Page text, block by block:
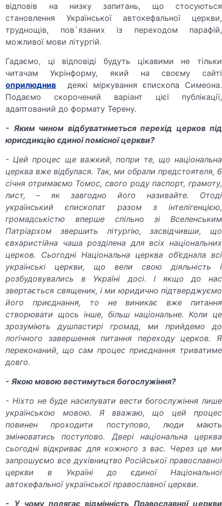
відповів на низку запитань, що стосуються
становлення Української автокефальної церкви,
труднощів, пов`язаних із переходом парафій,
можливої мови літургій.
Гадаємо, ці відповіді будуть цікавими не тільки
читачам Укрінформу, який на своєму сайті
оприлюднив деякі міркування єпископа Симеона.
Подаємо скорочений варіант цієї публікації,
адаптований до формату Терену.
- Яким чином відбуватиметься перехід церков під
юрисдикцію єдиної помісної церкви?
- Цей процес ще важкий, попри те, що національна
церква вже відбулася. Так, ми обрали предстоятеля, 6
січня отримаємо Томос, свого роду паспорт, грамоту,
лист, – як завгодно його називайте. Отоді
український єпископат разом з інтелігенцією,
громадськістю вперше спільно зі Вселенським
Патріархом звершить літургію, засвідчивши, що
євхаристійна чаша розділена для всіх національних
церков. Сьогодні Національна церква об’єднала всі
українські церкви, що вели свою діяльність і
розбудовувались в Україні досі. І якщо до нас
звертається священик, і ми юридично підтверджуємо
його приєднання, то не виникає вже питання
створювати щось інше, більш національне. Коли це
зрозуміють душпастирі громад, ми прийдемо до
логічного завершення питання переходу церков. Я
переконаний, що сам процес приєднання триватиме
довго.
- Якою мовою вестимуться богослужіння?
- Ніхто не буде насилувати вести богослужіння лише
українською мовою. Я вважаю, що цей процес
повинен проходити поступово, люди мають
змінюватись поступово. Двері національна церква
сьогодні відкриває для кожного з вас. Через це ми
запрошуємо все духівництво Російської православної
церкви в Україні до єдиної Національної
автокефальної української православної церкви.
- У чому полягає відмінність Православної церкви